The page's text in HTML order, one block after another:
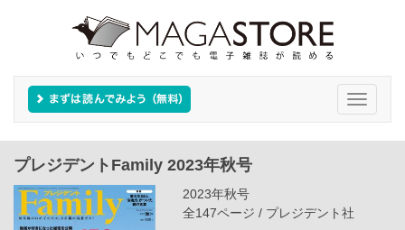
Toggle
プレジデントFamily 2023年秋号
2023年秋号
全147ページ / プレジデント社